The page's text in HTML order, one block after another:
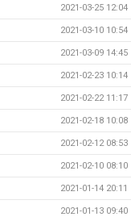
2021-03-25 12:04
2021-03-10 10:54
2021-03-09 14:45
2021-02-23 10:14
2021-02-22 11:17
2021-02-18 10:08
2021-02-12 08:53
2021-02-10 08:10
2021-01-14 20:11
2021-01-13 09:40